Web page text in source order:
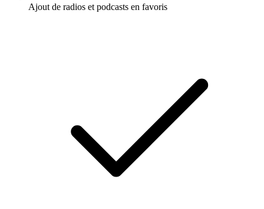
Ajout de radios et podcasts en favoris